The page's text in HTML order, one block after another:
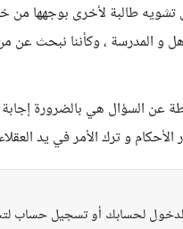
تشويه طالبة لأخرى بوجهها
و المدرسة ، وكأننا نبحث
السؤال هي بالضرورة إجابة
و ترك الأمر في يد
لحسابك أو تسجيل حساب